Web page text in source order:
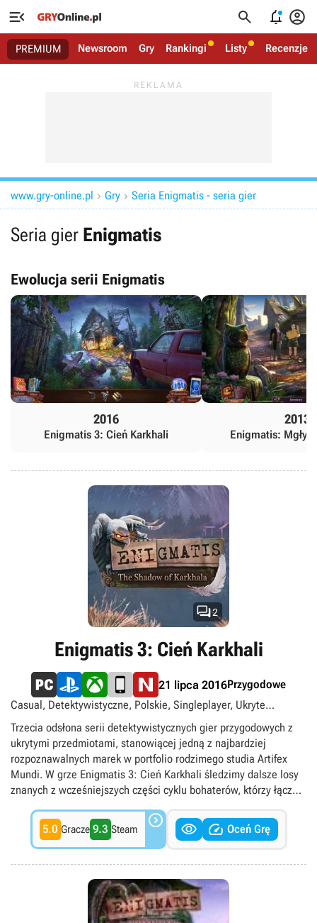
   
PREMIUM Newsroom Gry Rankingi Listy Recenzje
www.gry-online.pl  Gry  Seria Enigmatis - seria gier
Seria gier Enigmatis
Ewolucja serii Enigmatis
2016
Enigmatis 3: Cień Karkhali
2013
Enigmatis: Mgły
2
Enigmatis 3: Cień Karkhali
21 lipca 2016Przygodowe
Casual, Detektywistyczne, Polskie, Singleplayer, Ukryte
przedmioty
Trzecia odsłona serii detektywistycznych gier przygodowych z
ukrytymi przedmiotami, stanowiącej jedną z najbardziej
rozpoznawalnych marek w portfolio rodzimego studia Artifex
Mundi. W grze Enigmatis 3: Cień Karkhali śledzimy dalsze losy
znanych z wcześniejszych części cyklu bohaterów, którzy łączą
demonicznego Kaznodziei. Tym razem zmierza on w stronę
łańcucha górskiego Karakorum, gdzie w starożytnej świątyni
spoczywa ostateczny cel jego podróży – sekret, który pozwoli
mu na przejęcie władzy nad światem. Pod względem mechaniki,
gra w niczym nie odbiega od standardów gatunku oraz
wcześniejszych produkcji firmy Artifex Mundi, łącząc wciągającą
fabułę i elementy klasycznych gier przygodowych z licznymi
5.0 Gracze 9.3 Steam    Oceń Grę